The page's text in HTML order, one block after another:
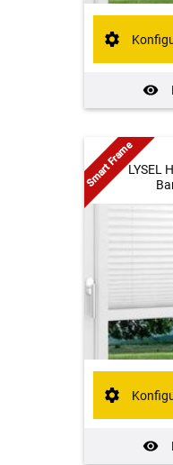
LYSEL
Smart Frame